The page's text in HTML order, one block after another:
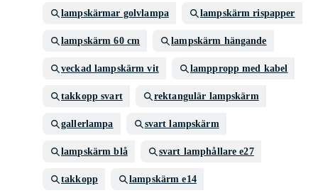
lampskärmar golvlampa lampskärm rispapper
lampskärm 60 cm lampskärm hängande
veckad lampskärm vit lamppropp med kabel
takkopp svart rektangulär lampskärm
gallerlampa svart lampskärm
lampskärm blå svart lamphållare e27
takkopp lampskärm e14